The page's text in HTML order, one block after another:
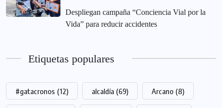
‎Despliegan campaña “Conciencia Vial por la
Vida” para reducir accidentes
Etiquetas populares
#gatacronos (12) alcaldía (69) Arcano (8)